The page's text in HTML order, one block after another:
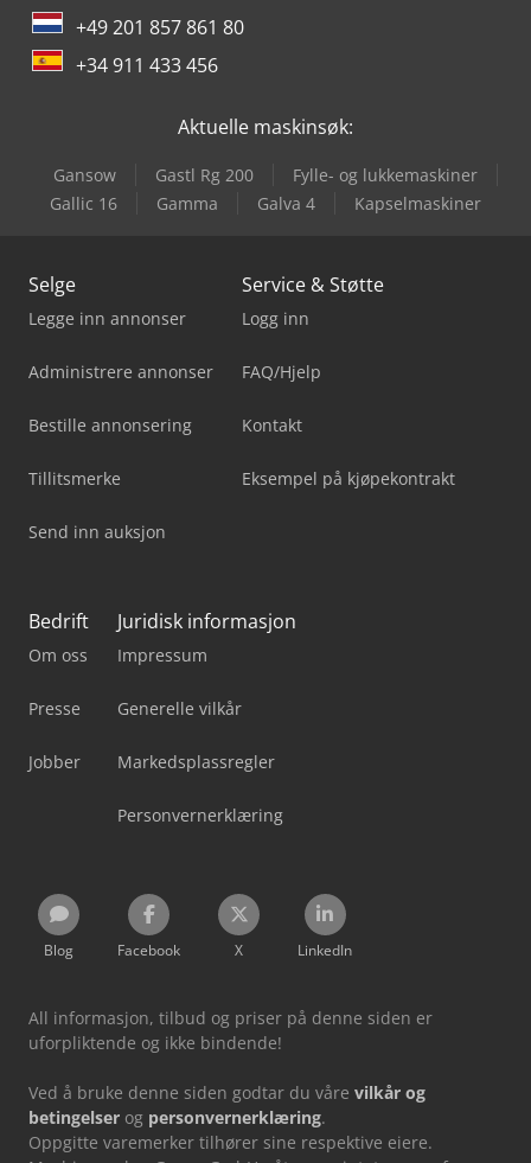
+49 201 857 861 80
+34 911 433 456
Aktuelle maskinsøk:
Gansow Gastl Rg 200
Fylle- og lukkemaskiner
Gallic 16
Gamma Galva 4 Kapselmaskiner
Selge
Legge inn annonser
Administrere annonser
Bestille annonsering
Tillitsmerke
Send inn auksjon
Service & Støtte
Logg inn
FAQ/Hjelp
Kontakt
Eksempel på kjøpekontrakt
Bedrift
Om oss
Presse
Jobber
Juridisk informasjon
Impressum
Generelle vilkår
Markedsplassregler
Personvernerklæring
Blog Facebook X LinkedIn
All informasjon, tilbud og priser på denne siden er
uforpliktende og ikke bindende!
Ved å bruke denne siden godtar du våre vilkår og
betingelser og personvernerklæring.
Oppgitte varemerker tilhører sine respektive eiere.